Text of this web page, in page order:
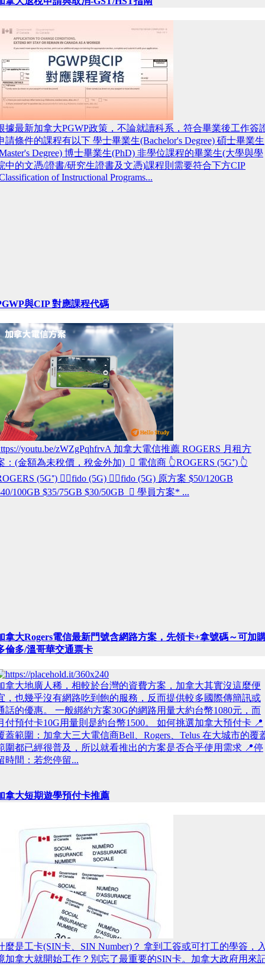
據最新加拿大PGWP政策，不論就讀科系，符合畢業後工作簽
請條件的課程有以下 學士畢業生(Bachelor's Degree) 碩士畢業生
Degree) 博士畢業生(PhD) 非學位課程的畢業生(大學與學
中的文憑/證書/研究生證書及文憑)課程則需要符合下方CIP
of Instructional Programs...
與CIP 對應課程代碼
youtu.be/zWZgPqhfrvA 加拿大電信推薦 ROGERS 月租方
：(金額為未稅價，稅金外加)  電信商 👆ROGERS (5G⁺) 👆
(5G⁺) 👆🏾fido (5G) 👆🏾fido (5G) 原方案 $50/120GB
100GB $35/75GB $30/50GB  學員方案* ...
拿大Rogers電信最新門號含網路方案，先領卡+拿號碼～可加
倫多/溫哥華交通票卡
拿大地廣人稀，相較於台灣的資費方案，加拿大其實沒這麼便
，也幾乎沒有網路吃到飽的服務，反而提供較多國際傳簡訊或
話的優惠。 一般綁約方案30G的網路用量大約台幣1080元，而
付預付卡10G用量則是約台幣1500。 如何挑選加拿大預付卡 📍
蓋範圍：加拿大三大電信商Bell、Rogers、Telus 在大城市的覆
圍都已經很普及，所以就看推出的方案是否合乎使用需求 📍停
時間：若您停留...
拿大短期遊學預付卡推薦
麼是工卡(SIN卡、SIN Number)？ 拿到工簽或可打工的學簽，
加拿大就開始工作？別忘了最重要的SIN卡。加拿大政府用來